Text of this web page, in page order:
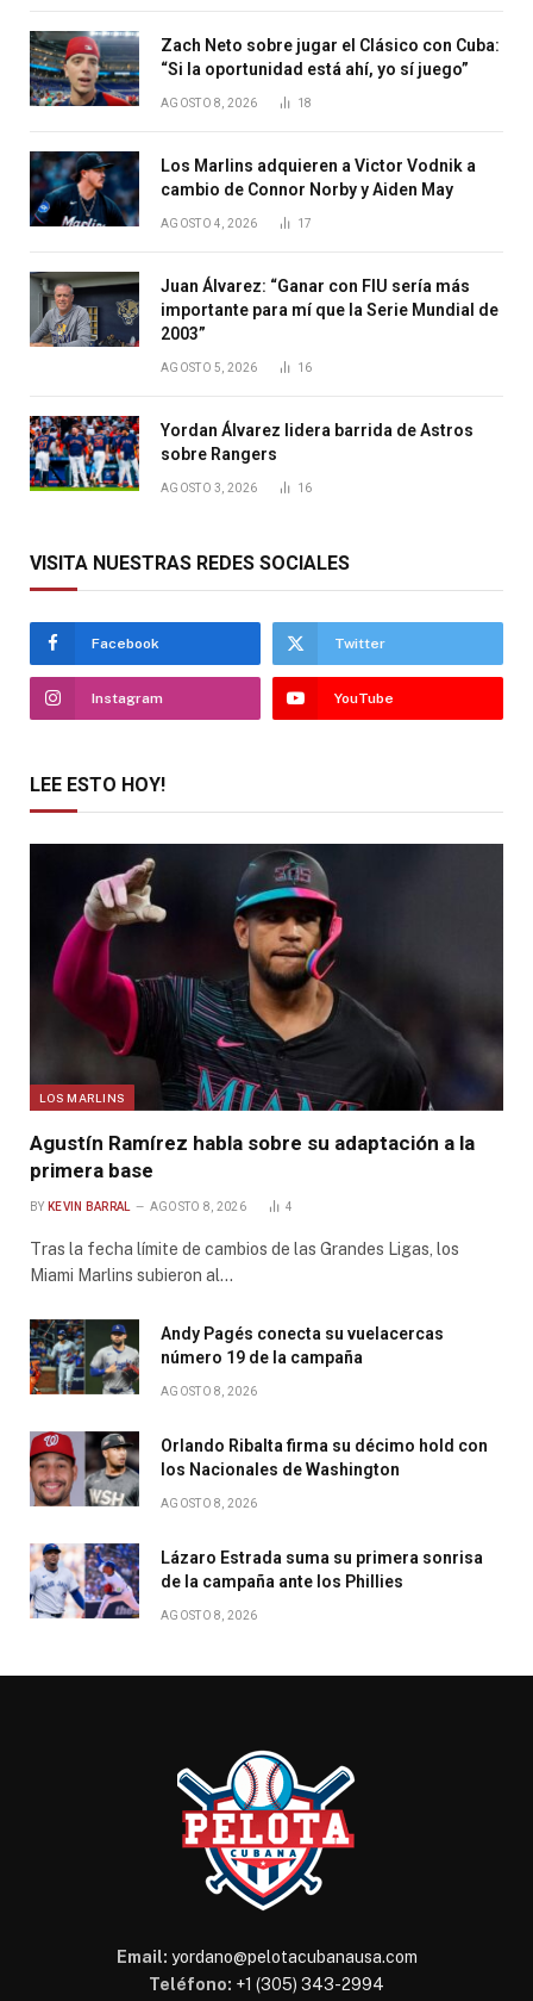
Zach Neto sobre jugar el Clásico con Cuba:
“Si la oportunidad está ahí, yo sí juego”
AGOSTO 8, 2026 18
Los Marlins adquieren a Victor Vodnik a
cambio de Connor Norby y Aiden May
AGOSTO 4, 2026 17
Juan Álvarez: “Ganar con FIU sería más
importante para mí que la Serie Mundial de
2003”
AGOSTO 5, 2026 16
Yordan Álvarez lidera barrida de Astros
sobre Rangers
AGOSTO 3, 2026 16
VISITA NUESTRAS REDES SOCIALES
Facebook Twitter
Instagram YouTube
LEE ESTO HOY!
LOS MARLINS
Agustín Ramírez habla sobre su adaptación a la
primera base
BY KEVIN BARRAL AGOSTO 8, 2026 4
Tras la fecha límite de cambios de las Grandes Ligas, los
Miami Marlins subieron al…
Andy Pagés conecta su vuelacercas
número 19 de la campaña
AGOSTO 8, 2026
Orlando Ribalta firma su décimo hold con
los Nacionales de Washington
AGOSTO 8, 2026
Lázaro Estrada suma su primera sonrisa
de la campaña ante los Phillies
AGOSTO 8, 2026
Email: yordano@pelotacubanausa.com
Teléfono: +1 (305) 343-2994